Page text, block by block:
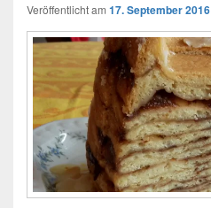
Veröffentlicht am 17. September 2016